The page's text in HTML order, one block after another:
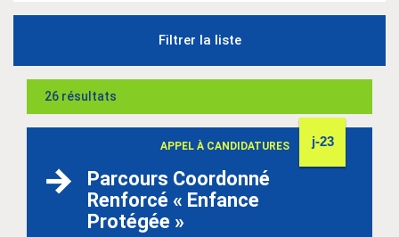
Filtrer la liste
26 résultats
Parcours Coordonné
Renforcé « Enfance
Protégée »
APPEL À CANDIDATURES j-23